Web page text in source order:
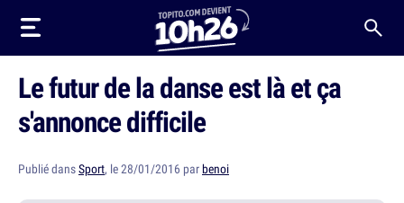
Le futur de la danse est là et ça
s'annonce difficile
Publié dansSport, le 28/01/2016 parbenoi